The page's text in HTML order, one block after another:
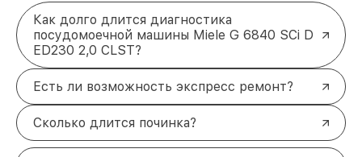
Как долго длится диагностика
посудомоечной машины Miele G 6840 SCi D
ED230 2,0 CLST?
Есть ли возможность экспресс ремонт?
Сколько длится починка?